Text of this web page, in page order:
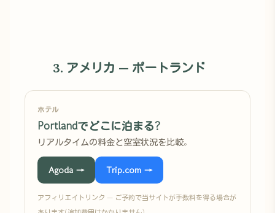
3. アメリカ — ポートランド
ホテル
Portlandでどこに泊まる?
リアルタイムの料金と空室状況を比較。
Agoda → Trip.com →
アフィリエイトリンク — ご予約で当サイトが手数料を得る場合が